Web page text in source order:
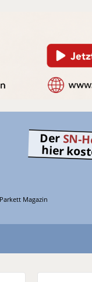
Magazin
Der SN-
hier